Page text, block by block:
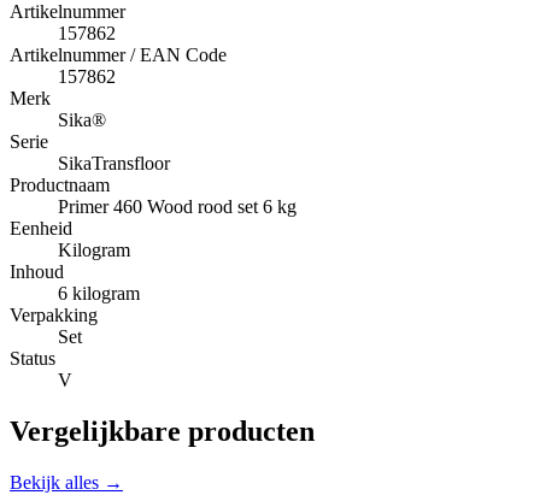
Artikelnummer
157862
Artikelnummer / EAN Code
157862
Merk
Sika®
Serie
SikaTransfloor
Productnaam
Primer 460 Wood rood set 6 kg
Eenheid
Kilogram
Inhoud
6 kilogram
Verpakking
Set
Status
V
Vergelijkbare producten
Bekijk alles →